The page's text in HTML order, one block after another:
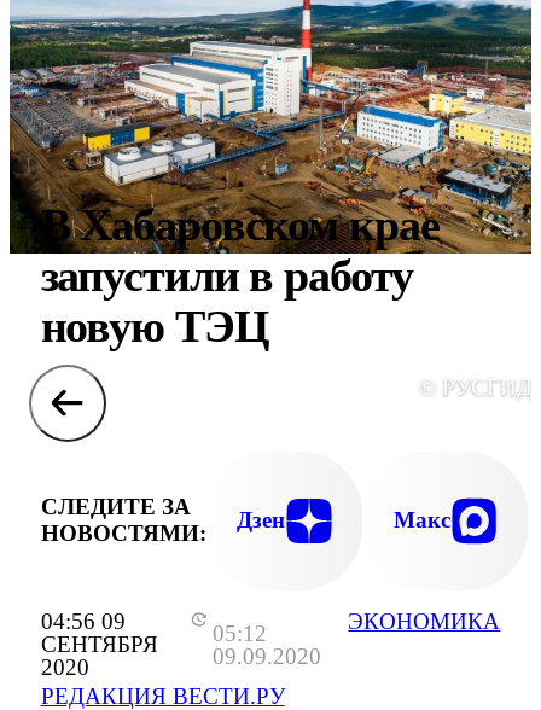
04:56 09
СЕНТЯБРЯ
2020
05:12
09.09.2020
РЕДАКЦИЯ ВЕСТИ.РУ
ЭКОНОМИКА
В Хабаровском крае
запустили в работу
новую ТЭЦ
©
СЛЕДИТЕ ЗА
НОВОСТЯМИ:
Дзен Макс